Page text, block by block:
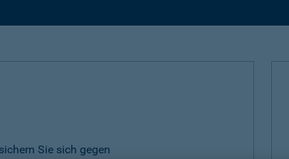
Sie sich gegen